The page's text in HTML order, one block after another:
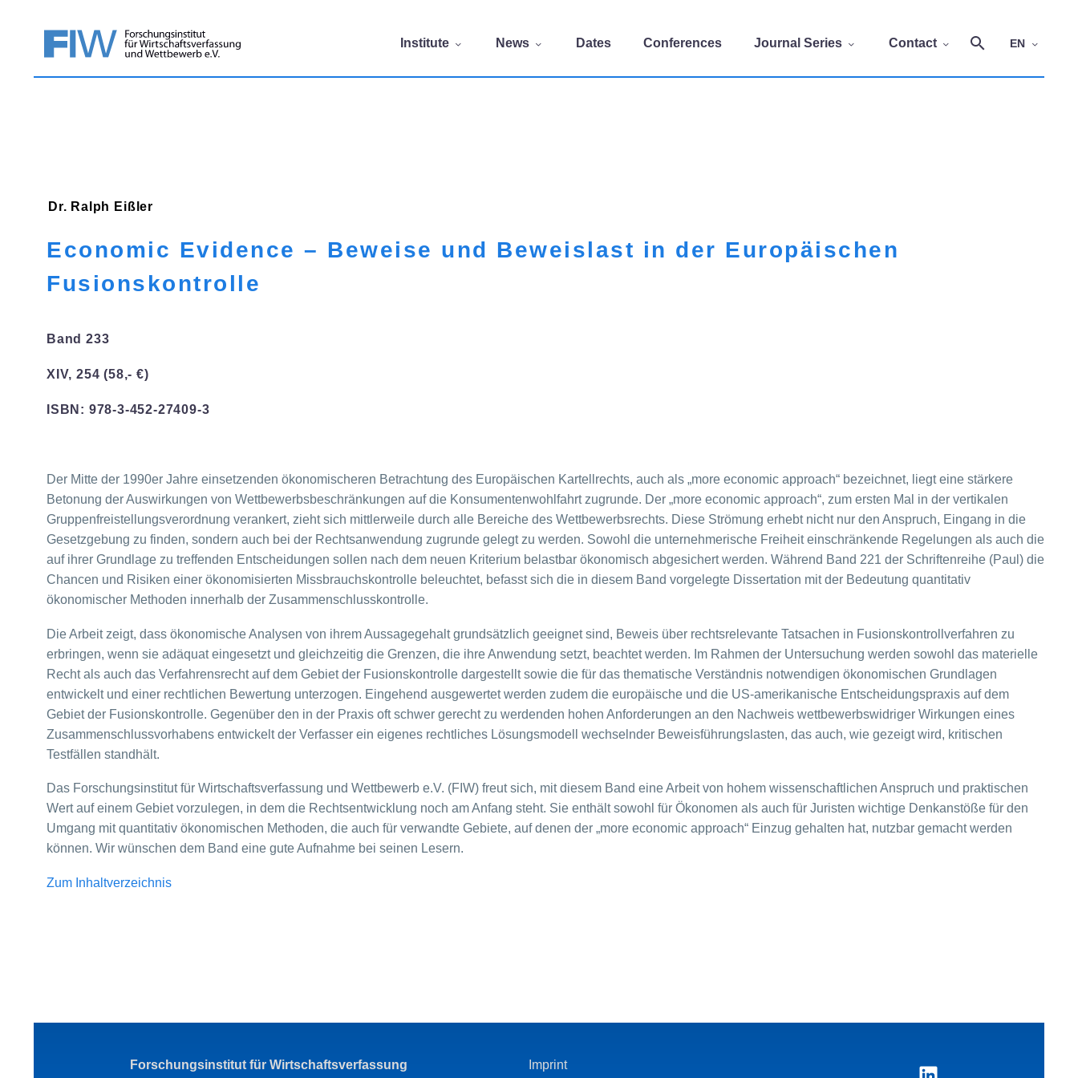
Institute News Dates Conferences Journal Series Contact EN
Dr. Ralph Eißler
Economic Evidence – Beweise und Beweislast in der Europäischen
Fusionskontrolle
Band 233
XIV, 254 (58,- €)
ISBN: 978-3-452-27409-3
Der Mitte der 1990er Jahre einsetzenden ökonomischeren Betrachtung des Europäischen Kartellrechts, auch als „more economic approach“ bezeichnet, liegt eine stärkere
Betonung der Auswirkungen von Wettbewerbsbeschränkungen auf die Konsumentenwohlfahrt zugrunde. Der „more economic approach“, zum ersten Mal in der vertikalen
Gruppenfreistellungsverordnung verankert, zieht sich mittlerweile durch alle Bereiche des Wettbewerbsrechts. Diese Strömung erhebt nicht nur den Anspruch, Eingang in die
Gesetzgebung zu finden, sondern auch bei der Rechtsanwendung zugrunde gelegt zu werden. Sowohl die unternehmerische Freiheit einschränkende Regelungen als auch die
auf ihrer Grundlage zu treffenden Entscheidungen sollen nach dem neuen Kriterium belastbar ökonomisch abgesichert werden. Während Band 221 der Schriftenreihe (Paul) die
Chancen und Risiken einer ökonomisierten Missbrauchskontrolle beleuchtet, befasst sich die in diesem Band vorgelegte Dissertation mit der Bedeutung quantitativ
ökonomischer Methoden innerhalb der Zusammenschlusskontrolle.
Die Arbeit zeigt, dass ökonomische Analysen von ihrem Aussagegehalt grundsätzlich geeignet sind, Beweis über rechtsrelevante Tatsachen in Fusionskontrollverfahren zu
erbringen, wenn sie adäquat eingesetzt und gleichzeitig die Grenzen, die ihre Anwendung setzt, beachtet werden. Im Rahmen der Untersuchung werden sowohl das materielle
Recht als auch das Verfahrensrecht auf dem Gebiet der Fusionskontrolle dargestellt sowie die für das thematische Verständnis notwendigen ökonomischen Grundlagen
entwickelt und einer rechtlichen Bewertung unterzogen. Eingehend ausgewertet werden zudem die europäische und die US-amerikanische Entscheidungspraxis auf dem
Gebiet der Fusionskontrolle. Gegenüber den in der Praxis oft schwer gerecht zu werdenden hohen Anforderungen an den Nachweis wettbewerbswidriger Wirkungen eines
Zusammenschlussvorhabens entwickelt der Verfasser ein eigenes rechtliches Lösungsmodell wechselnder Beweisführungslasten, das auch, wie gezeigt wird, kritischen
Testfällen standhält.
Das Forschungsinstitut für Wirtschaftsverfassung und Wettbewerb e.V. (FIW) freut sich, mit diesem Band eine Arbeit von hohem wissenschaftlichen Anspruch und praktischen
Wert auf einem Gebiet vorzulegen, in dem die Rechtsentwicklung noch am Anfang steht. Sie enthält sowohl für Ökonomen als auch für Juristen wichtige Denkanstöße für den
Umgang mit quantitativ ökonomischen Methoden, die auch für verwandte Gebiete, auf denen der „more economic approach“ Einzug gehalten hat, nutzbar gemacht werden
können. Wir wünschen dem Band eine gute Aufnahme bei seinen Lesern.
Zum Inhaltverzeichnis
Forschungsinstitut für Wirtschaftsverfassung Imprint